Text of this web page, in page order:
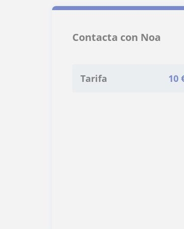
Contacta con Noa
Tarifa 10